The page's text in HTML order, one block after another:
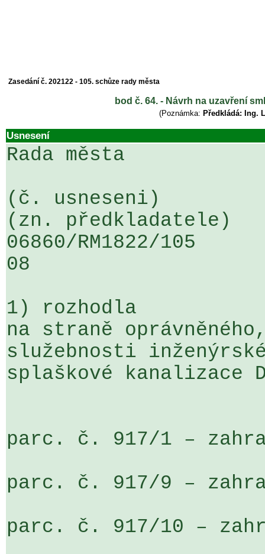
Zasedání č. 202122 - 105. schůze rady města
bod č. 64. - Návrh na uzavření
(Poznámka: Předkládá: Ing.
Usnesení
Rada města
(č. usneseni)
(zn. předkladatele)
06860/RM1822/
08
1) rozhodla
na straně
služebnosti
splaškové kanalizace
parc. č. 917/1 –
parc. č. 917/9 –
parc. č. 917/10 –